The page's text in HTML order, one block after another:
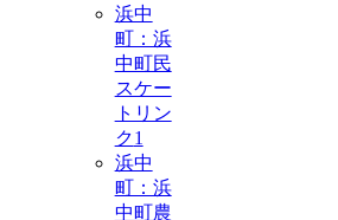
浜中
町：浜
中町民
スケー
トリン
ク1
浜中
町：浜
中町農